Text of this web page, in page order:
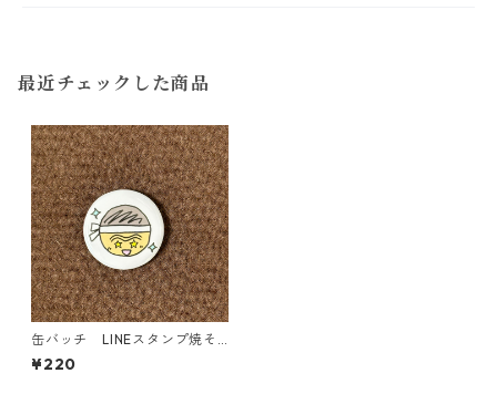
最近チェックした商品
缶バッチ LINEスタンプ焼そ
ば賢ちゃん「きらーん！」（✩
ν✩）バージョン
¥220